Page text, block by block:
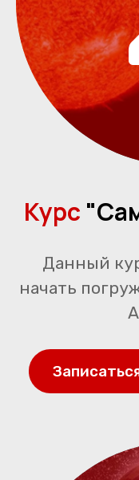
Курс
Данный
начать